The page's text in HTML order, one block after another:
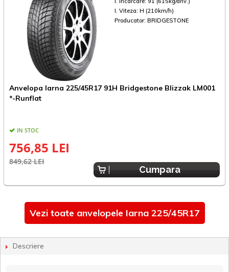
I. Viteza: H (210km/h)
Producator: BRIDGESTONE
Anvelopa Iarna 225/45R17 91H Bridgestone Blizzak LM001
*-Runflat
IN STOC
756,85 LEI
849,62 LEI
Cumpara
Vezi toate anvelopele Iarna 225/45R17
Descriere